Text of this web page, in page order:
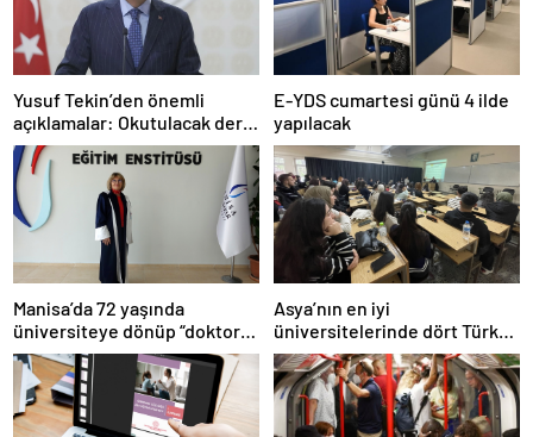
Yusuf Tekin’den önemli
açıklamalar: Okutulacak dersi
kalmamış öğretmene branş
değişikliği masada
E-YDS cumartesi günü 4 ilde
yapılacak
Manisa’da 72 yaşında
üniversiteye dönüp “doktor”
ünvanı aldı
Asya’nın en iyi
üniversitelerinde dört Türk
okulu ilk 100’de